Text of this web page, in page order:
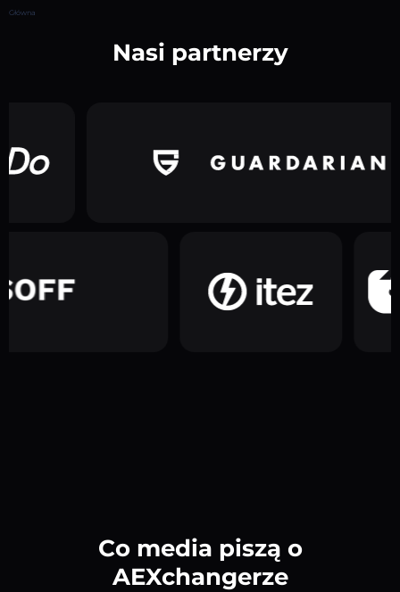
Główna
Nasi partnerzy
Co media piszą o
AEXchangerze